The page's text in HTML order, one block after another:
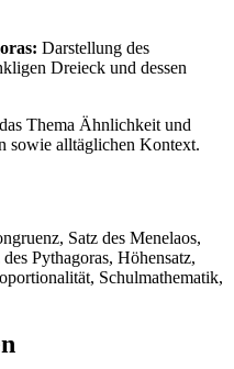
Darstellung des
Dreieck und dessen
Thema Ähnlichkeit und
sowie alltäglichen Kontext.
Satz des Menelaos,
Pythagoras, Höhensatz,
Schulmathematik,